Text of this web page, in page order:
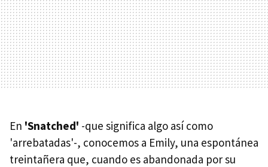
En 'Snatched' -que significa algo así como
'arrebatadas'-, conocemos a Emily, una espontánea
treintañera que, cuando es abandonada por su